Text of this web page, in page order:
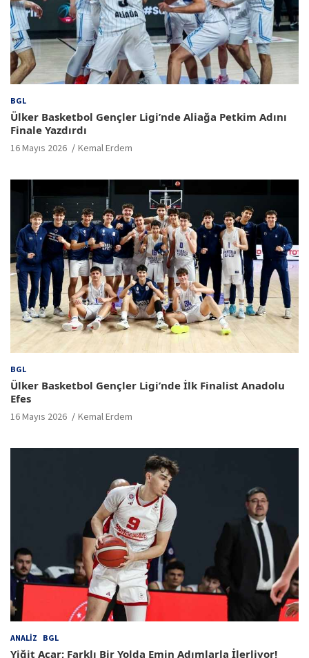
BGL
Ülker Basketbol Gençler Ligi’nde Aliağa Petkim Adını
Finale Yazdırdı
16 Mayıs 2026 Kemal Erdem
BGL
Ülker Basketbol Gençler Ligi’nde İlk Finalist Anadolu
Efes
16 Mayıs 2026 Kemal Erdem
ANALIZ BGL
Yiğit Açar; Farklı Bir Yolda Emin Adımlarla İlerliyor!